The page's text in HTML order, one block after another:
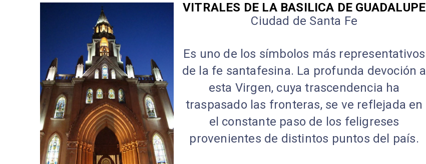
VITRALES DE LA BASILICA DE GUADALUPE
Ciudad de Santa Fe
Es uno de los símbolos más representativos
de la fe santafesina. La profunda devoción a
esta Virgen, cuya trascendencia ha
traspasado las fronteras, se ve reflejada en
el constante paso de los feligreses
provenientes de distintos puntos del país.